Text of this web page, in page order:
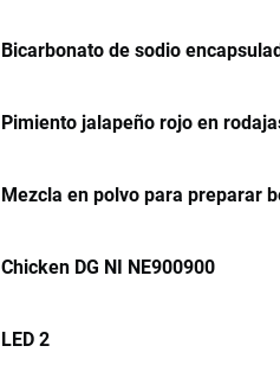
Bicarbonato de sodio
Pimiento jalapeño rojo en
Mezcla en polvo para preparar
Chicken DG NI NE900900
LED 2